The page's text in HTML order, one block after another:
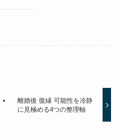
離婚後 復縁 可能性を冷静
に見極める4つの整理軸